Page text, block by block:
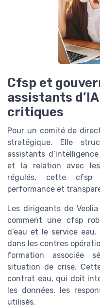
Cfsp et
assistants
critiques
Pour un comité de
stratégique. Elle
assistants
et la relation avec
régulés, cette cfsp
performance et
Les dirigeants de
comment une cfsp
d’eau et le service
dans les centres
formation associée
situation de crise.
contrat eau, qui doit
les données, les
utilisés.